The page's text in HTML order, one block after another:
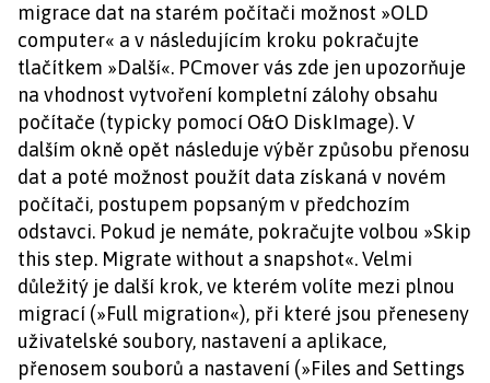
migrace dat na starém počítači možnost »OLD
computer« a v následujícím kroku pokračujte
tlačítkem »Další«. PCmover vás zde jen upozorňuje
na vhodnost vytvoření kompletní zálohy obsahu
počítače (typicky pomocí O&O DiskImage). V
dalším okně opět následuje výběr způsobu přenosu
dat a poté možnost použít data získaná v novém
počítači, postupem popsaným v předchozím
odstavci. Pokud je nemáte, pokračujte volbou »Skip
this step. Migrate without a snapshot«. Velmi
důležitý je další krok, ve kterém volíte mezi plnou
migrací (»Full migration«), při které jsou přeneseny
uživatelské soubory, nastavení a aplikace,
přenosem souborů a nastavení (»Files and Settings